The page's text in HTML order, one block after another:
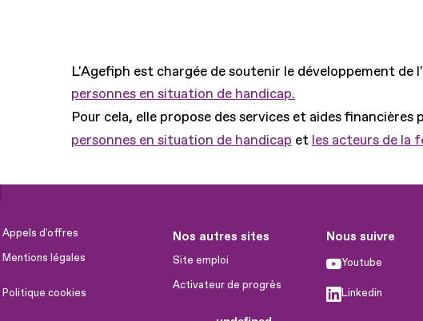
L'Agefiph est chargée de soutenir le développement de
personnes en situation de handicap.
Pour cela, elle propose des services et aides financières
personnes en situation de handicap et les acteurs de la
Appels d'offres
Mentions légales
Politique cookies
Nos autres sites
Site emploi
Activateur de progrès
Nous suivre
Youtube
Linkedin